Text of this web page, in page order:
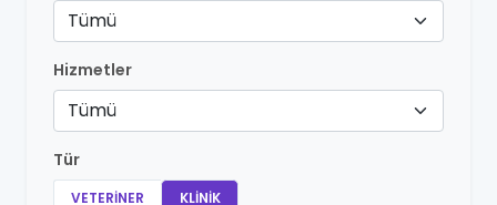
Tümü
Hizmetler
Tümü
Tür
VETERINER KLINIK